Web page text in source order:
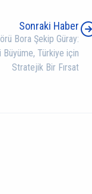
Sonraki Haber
Bora Şekip Güray:
Türkiye için
Stratejik Bir Fırsat